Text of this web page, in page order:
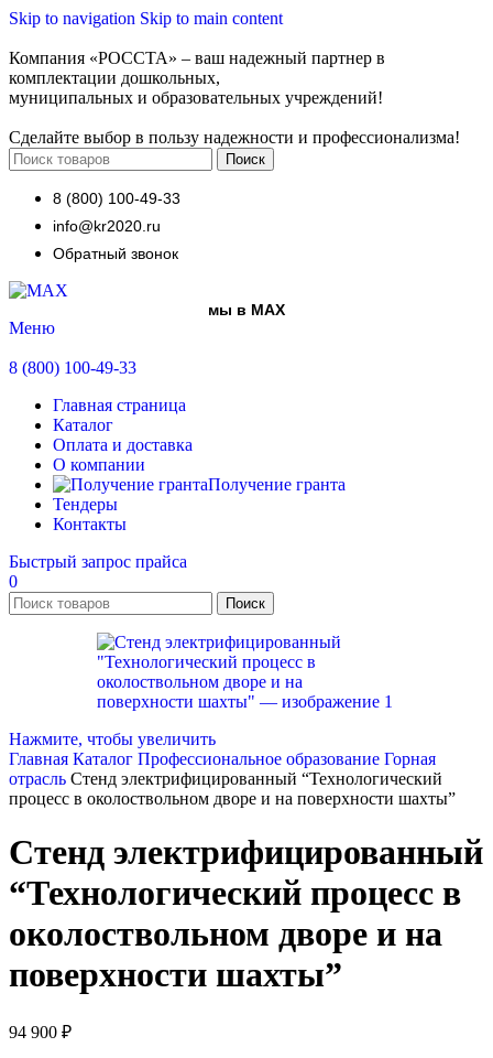
Skip to navigation Skip to main content
Компания «РОССТА» – ваш надежный партнер в
комплектации дошкольных,
муниципальных и образовательных учреждений!
Сделайте выбор в пользу надежности и профессионализма!
Поиск
8 (800) 100-49-33
info@kr2020.ru
Обратный звонок
мы в MAX
Меню
8 (800) 100-49-33
Главная страница
Каталог
Оплата и доставка
О компании
Получение гранта
Тендеры
Контакты
Быстрый запрос прайса
0
Поиск
Нажмите, чтобы увеличить
Главная Каталог Профессиональное образование Горная
отрасль Стенд электрифицированный “Технологический
процесс в околоствольном дворе и на поверхности шахты”
Стенд электрифицированный
“Технологический процесс в
околоствольном дворе и на
поверхности шахты”
94 900 ₽